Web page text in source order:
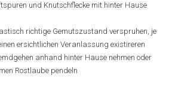
und Knutschflecke mit hinter Hause
richtige Gemutszustand verspruhen, je
ersichtlichen Veranlassung existireren
anhand hinter Hause nehmen oder
Rostlaube pendeln